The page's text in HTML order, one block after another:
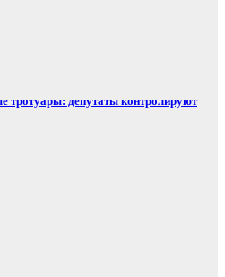
тротуары: депутаты контролируют